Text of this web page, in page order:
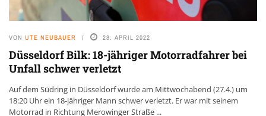
VON UTE NEUBAUER 28. APRIL 2022
Düsseldorf Bilk: 18-jähriger Motorradfahrer bei
Unfall schwer verletzt
Auf dem Südring in Düsseldorf wurde am Mittwochabend (27.4.) um
18:20 Uhr ein 18-jähriger Mann schwer verletzt. Er war mit seinem
Motorrad in Richtung Merowinger Straße ...